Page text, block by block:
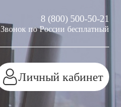
8 (800) 500-50-21
Звонок по России бесплатный
Личный кабинет